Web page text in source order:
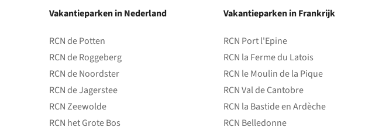
het
park
Vakantieparken in Nederland
RCN de Potten
RCN de Roggeberg
RCN de Noordster
RCN de Jagerstee
RCN Zeewolde
RCN het Grote Bos
Vakantieparken in Frankrijk
RCN Port l'Epine
RCN la Ferme du Latois
RCN le Moulin de la Pique
RCN Val de Cantobre
RCN la Bastide en Ardèche
RCN Belledonne